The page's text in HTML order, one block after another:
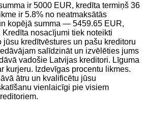
ir 5000 EUR, kredīta termiņš 36
ir 5.8% no neatmaksātās
kopējā summa — 5459.65 EUR,
Kredīta nosacījumi tiek noteikti
kredītvēstures un pašu kreditoru
salīdzināt un izvēlēties jums
vadošie Latvijas kreditori. Līguma
kurjeru. Izdevīgas procentu likmes.
ātru un kvalificētu jūsu
vienlaicīgi pie visiem